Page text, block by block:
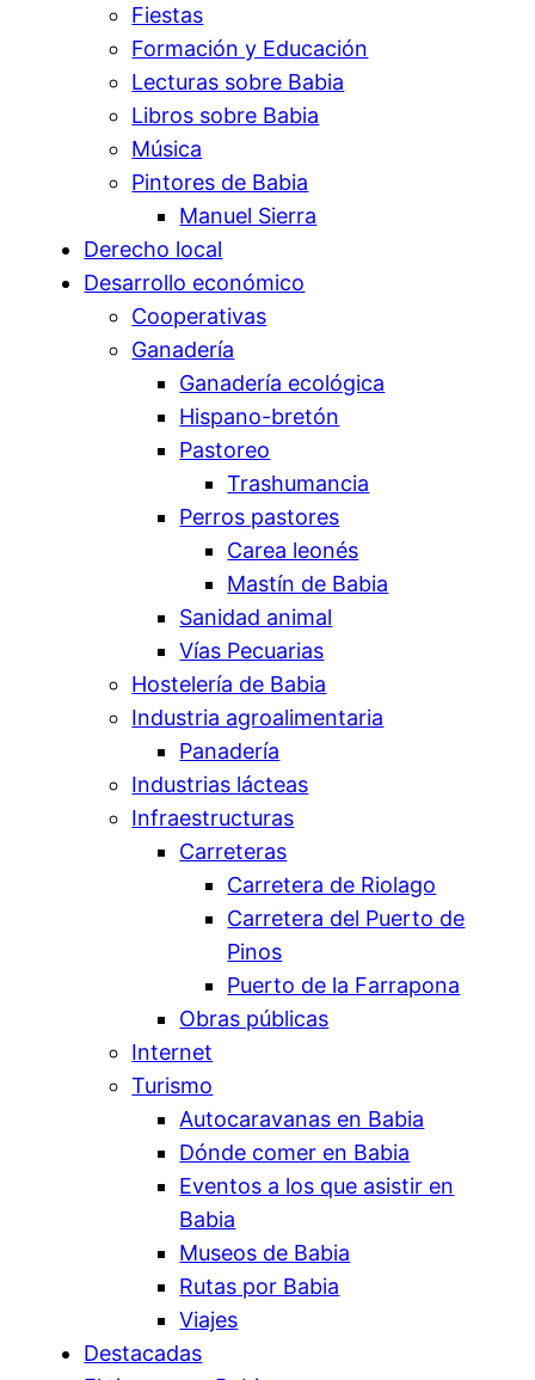
Fiestas
Formación y Educación
Lecturas sobre Babia
Libros sobre Babia
Música
Pintores de Babia
Manuel Sierra
Derecho local
Desarrollo económico
Cooperativas
Ganadería
Ganadería ecológica
Hispano-bretón
Pastoreo
Trashumancia
Perros pastores
Carea leonés
Mastín de Babia
Sanidad animal
Vías Pecuarias
Hostelería de Babia
Industria agroalimentaria
Panadería
Industrias lácteas
Infraestructuras
Carreteras
Carretera de Riolago
Carretera del Puerto de
Pinos
Puerto de la Farrapona
Obras públicas
Internet
Turismo
Autocaravanas en Babia
Dónde comer en Babia
Eventos a los que asistir en
Babia
Museos de Babia
Rutas por Babia
Viajes
Destacadas